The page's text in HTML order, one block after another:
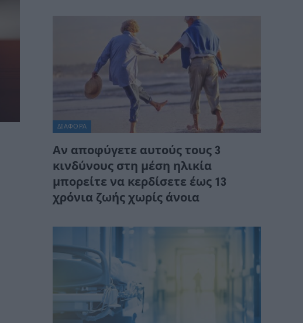
ΔΙΆΦΟΡΑ
Αν αποφύγετε αυτούς τους 3
κινδύνους στη μέση ηλικία
μπορείτε να κερδίσετε έως 13
χρόνια ζωής χωρίς άνοια